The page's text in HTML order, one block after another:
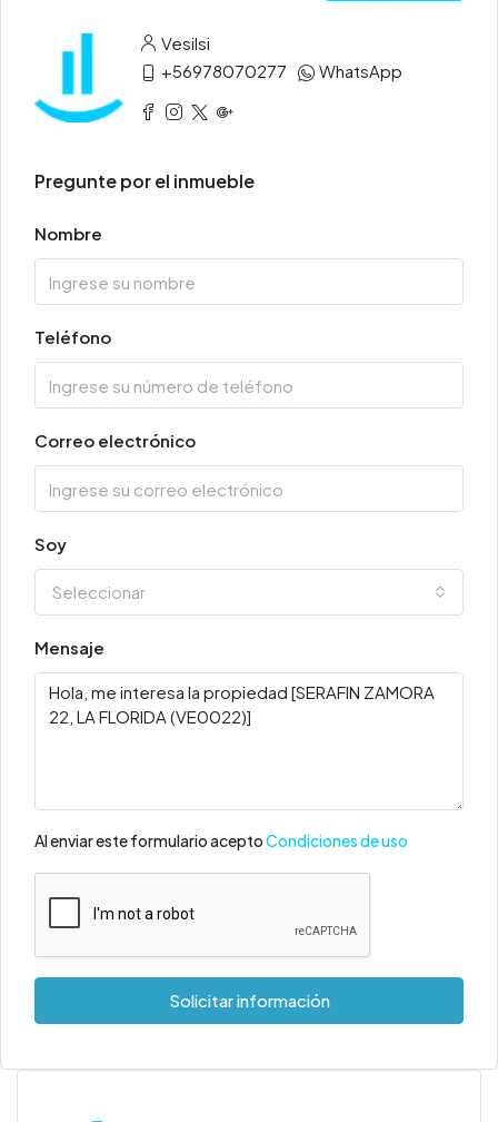
Vesilsi
+56978070277
WhatsApp
Pregunte por el inmueble
Nombre
Teléfono
Correo electrónico
Soy
Seleccionar
Mensaje
Al enviar este formulario aceptoCondiciones de uso
Solicitar información